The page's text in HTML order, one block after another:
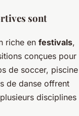
sont
riche en festivals,
conçues pour
de soccer, piscine
de danse offrent
disciplines